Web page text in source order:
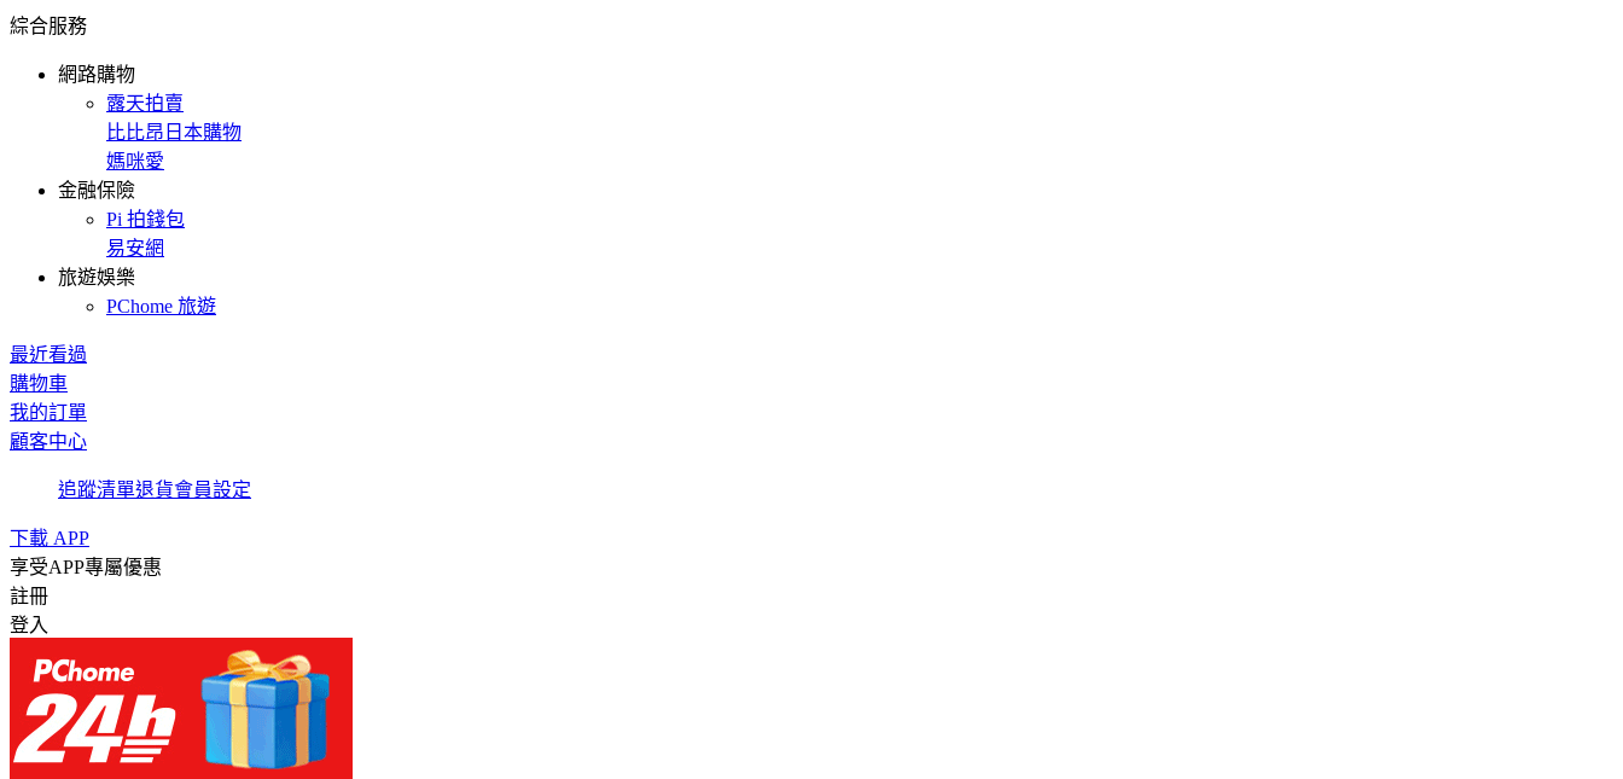
綜合服務
網路購物
露天拍賣
比比昂日本購物
媽咪愛
金融保險
Pi 拍錢包
易安網
旅遊娛樂
PChome 旅遊
最近看過
購物車
我的訂單
顧客中心
追蹤清單退貨會員設定
下載 APP
享受APP專屬優惠
註冊
登入